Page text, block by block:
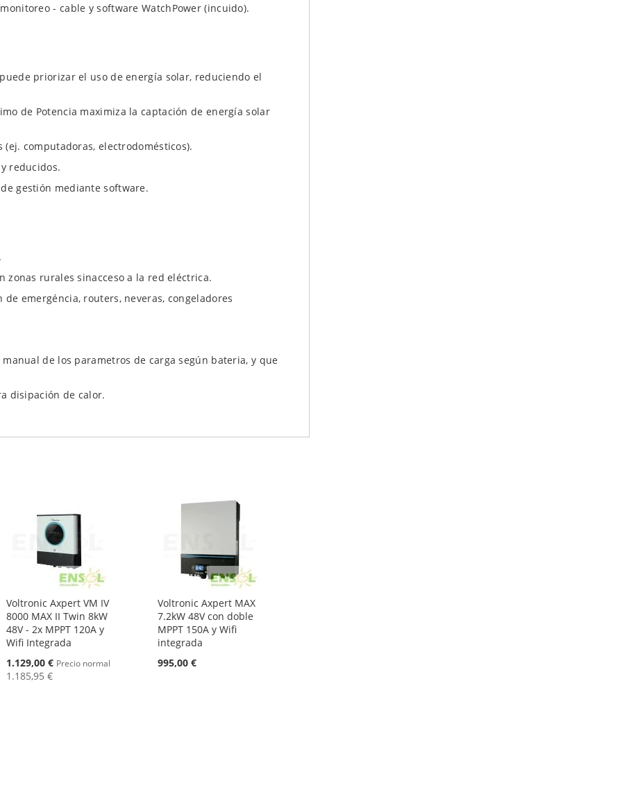
- cable y software WatchPower (incuido).
priorizar el uso de energía solar, reduciendo el
de Potencia maximiza la captación de energía solar
computadoras, electrodomésticos).
reducidos.
gestión mediante software.
zonas rurales sinacceso a la red eléctrica.
emergéncia, routers, neveras, congeladores
de los parametros de carga según bateria, y que
disipación de calor.
Voltronic Axpert VM IV
8000 MAX II Twin 8kW
48V - 2x MPPT 120A y
Wifi Integrada
Oferta
1.129,00 € Precio normal
1.185,95 €
Voltronic Axpert MAX
7.2kW 48V con doble
MPPT 150A y Wifi
integrada
995,00 €